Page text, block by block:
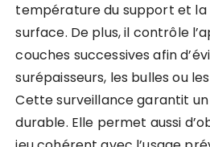
température du support et
surface. De plus, il contrôle
couches successives afin
surépaisseurs, les bulles ou
Cette surveillance garantit
durable. Elle permet aussi